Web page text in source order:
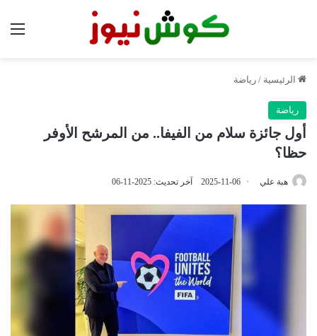
الرئيسية / رياضة
رياضة
أول جائزة سلام من الفيفا.. من المرشح الأوفر
حظا؟
هبة علي 2025-11-06 آخر تحديث: 2025-11-06